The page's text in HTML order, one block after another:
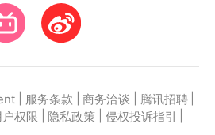
小游戏全民一起消方块畅玩
服务条款 商务洽谈 腾讯招聘
户权限 隐私政策 侵权投诉指引